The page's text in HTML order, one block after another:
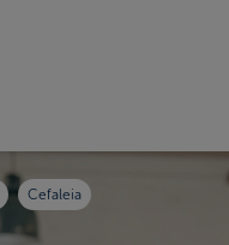
Cefaleia